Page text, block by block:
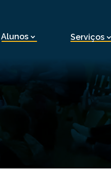
Alunos Serviços